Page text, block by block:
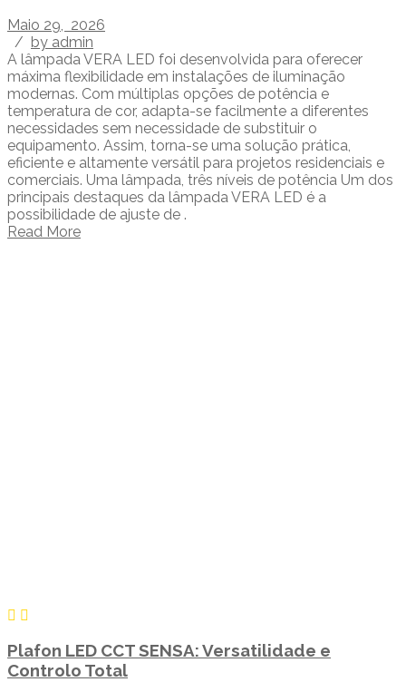
Maio 29, 2026
/ by admin
A lâmpada VERA LED foi desenvolvida para oferecer
máxima flexibilidade em instalações de iluminação
modernas. Com múltiplas opções de potência e
temperatura de cor, adapta-se facilmente a diferentes
necessidades sem necessidade de substituir o
equipamento. Assim, torna-se uma solução prática,
eficiente e altamente versátil para projetos residenciais e
comerciais. Uma lâmpada, três níveis de potência Um dos
principais destaques da lâmpada VERA LED é a
possibilidade de ajuste de .
Read More
Plafon LED CCT SENSA: Versatilidade e
Controlo Total